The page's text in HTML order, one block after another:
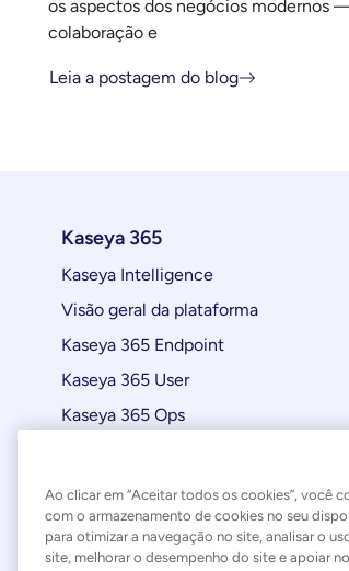
os aspectos dos negócios modernos
colaboração e
Leia a postagem do blog
Kaseya 365
Kaseya Intelligence
Visão geral da plataforma
Kaseya 365 Endpoint
Kaseya 365 User
Kaseya 365 Ops
Atualizações de produtos
Ao clicar em “Aceitar todos os cookies”, você
com o armazenamento de cookies no seu
para otimizar a navegação no site, analisar o
site, melhorar o desempenho do site e apoiar